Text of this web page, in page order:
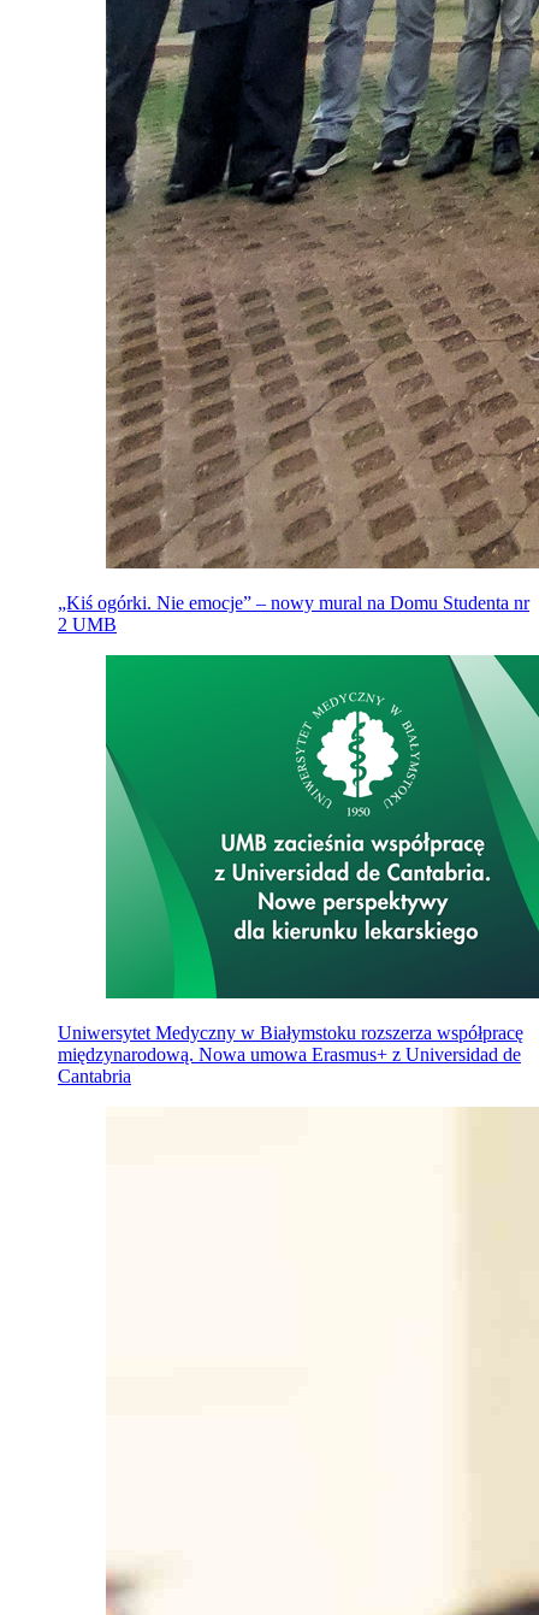
„Kiś ogórki. Nie emocje” – nowy mural na Domu Studenta nr
2 UMB
Uniwersytet Medyczny w Białymstoku rozszerza współpracę
międzynarodową. Nowa umowa Erasmus+ z Universidad de
Cantabria